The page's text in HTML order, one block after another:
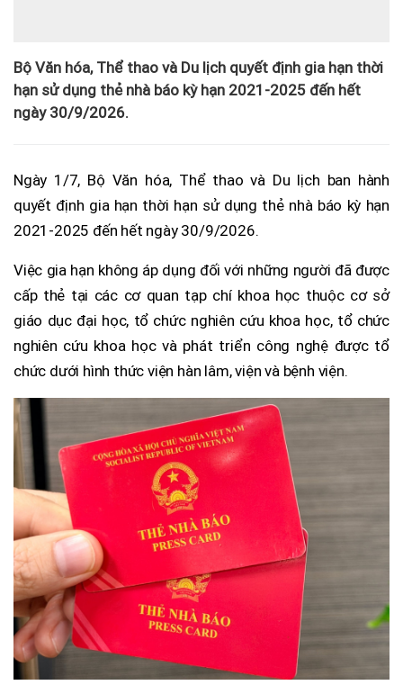
Bộ Văn hóa, Thể thao và Du lịch quyết định gia hạn thời
hạn sử dụng thẻ nhà báo kỳ hạn 2021-2025 đến hết
ngày 30/9/2026.
Ngày 1/7, Bộ Văn hóa, Thể thao và Du lịch ban hành
quyết định gia hạn thời hạn sử dụng thẻ nhà báo kỳ hạn
2021-2025 đến hết ngày 30/9/2026.
Việc gia hạn không áp dụng đối với những người đã được
cấp thẻ tại các cơ quan tạp chí khoa học thuộc cơ sở
giáo dục đại học, tổ chức nghiên cứu khoa học, tổ chức
nghiên cứu khoa học và phát triển công nghệ được tổ
chức dưới hình thức viện hàn lâm, viện và bệnh viện.